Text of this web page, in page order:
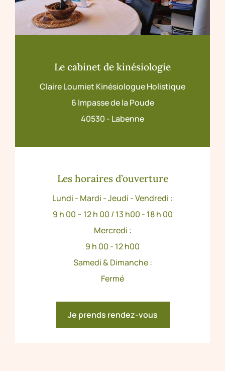
Le cabinet de kinésiologie
Claire Loumiet Kinésiologue Holistique
6 Impasse de la Poude
40530 - Labenne
Les horaires d’ouverture
Lundi - Mardi - Jeudi - Vendredi :
9 h 00 – 12 h 00 / 13 h00 - 18 h 00
Mercredi :
9 h 00 - 12 h00
Samedi & Dimanche :
Fermé
Je prends rendez-vous